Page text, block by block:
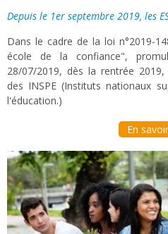
Depuis le 1er septembre 2019, les
Dans le cadre de la loi n°2019-
école de la confiance",
28/07/2019, dès la rentrée
des INSPE (Instituts nationaux
l'éducation.)
En